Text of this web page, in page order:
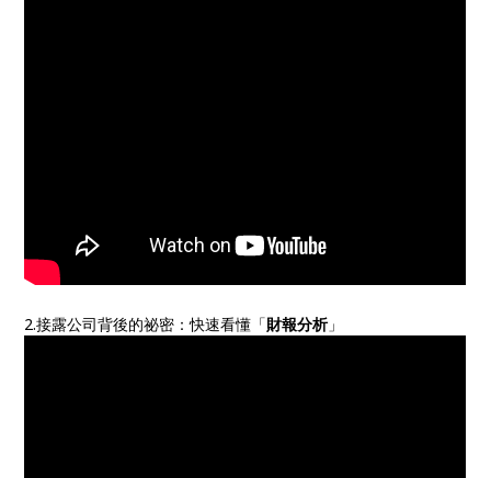
2.接露公司背後的祕密：快速看懂「財報分析」